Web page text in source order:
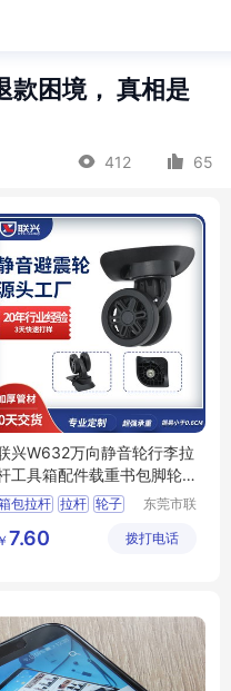
款困境， 真相是
412 65
兴W632万向静音轮行李拉
工具箱配件载重书包脚轮
包避震滑轮
包拉杆 拉杆 轮子
东莞市联
件有限公
￥ 7.60 拨打电话